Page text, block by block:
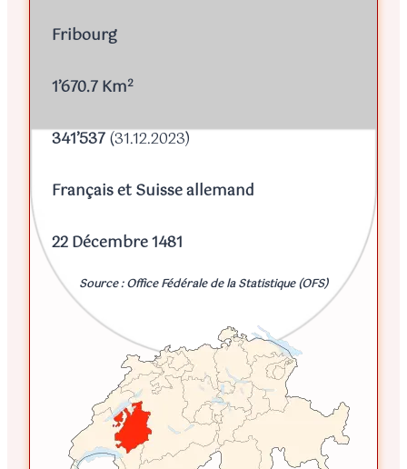
Fribourg
1’670.7 Km2
341’537(31.12.2023)
Français et Suisse allemand
22 Décembre 1481
Source : Office Fédérale de la Statistique (OFS)